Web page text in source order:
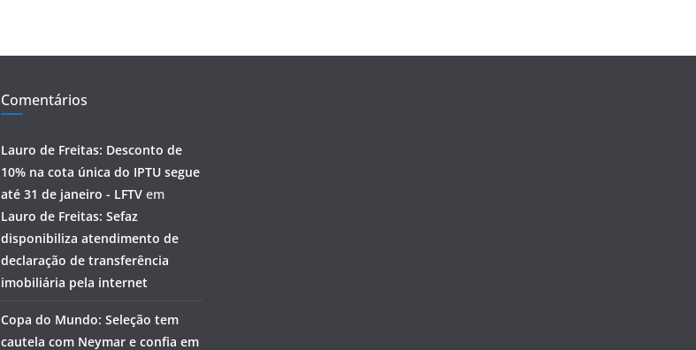
Comentários
Lauro de Freitas: Desconto de
10% na cota única do IPTU segue
até 31 de janeiro - LFTV em
Lauro de Freitas: Sefaz
disponibiliza atendimento de
declaração de transferência
imobiliária pela internet
Copa do Mundo: Seleção tem
cautela com Neymar e confia em